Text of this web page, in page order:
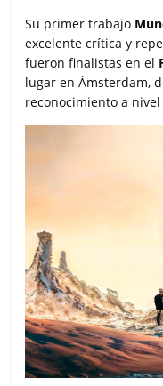
Su primer trabajo
excelente crítica y
fueron finalistas en el
lugar en Ámsterdam,
reconocimiento a